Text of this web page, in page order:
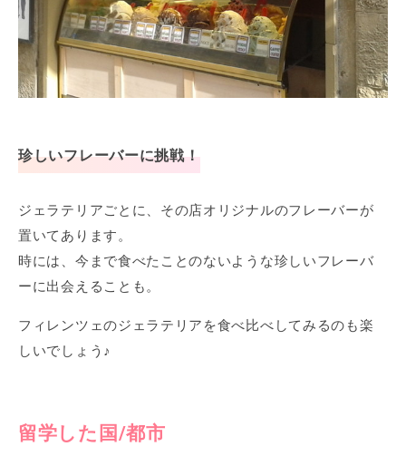
珍しいフレーバーに挑戦！
ジェラテリアごとに、その店オリジナルのフレーバーが
置いてあります。
時には、今まで食べたことのないような珍しいフレーバ
ーに出会えることも。
フィレンツェのジェラテリアを食べ比べしてみるのも楽
しいでしょう♪
留学した国/都市